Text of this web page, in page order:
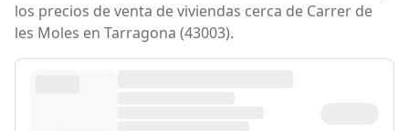
los precios de venta de viviendas cerca de Carrer de
les Moles en Tarragona (43003).